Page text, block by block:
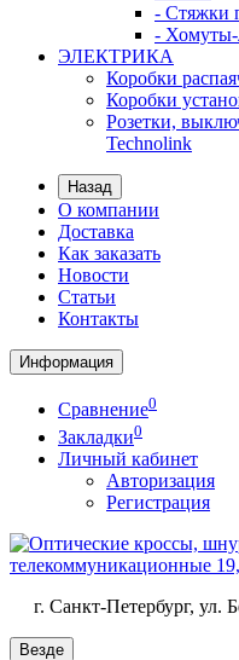
- Стяжки
-
ЭЛЕКТРИКА
Коробки
Коробки
Розетки,
Technolink
Назад
О компании
Доставка
Как заказать
Новости
Статьи
Контакты
Информация
Сравнение0
Закладки0
Личный кабинет
Авторизация
Регистрация
г. Санкт-Петербург, ул.
Везде